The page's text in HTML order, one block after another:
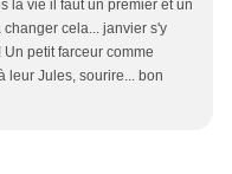
la vie il faut un premier et un
cela... janvier s'y
petit farceur comme
leur Jules, sourire... bon